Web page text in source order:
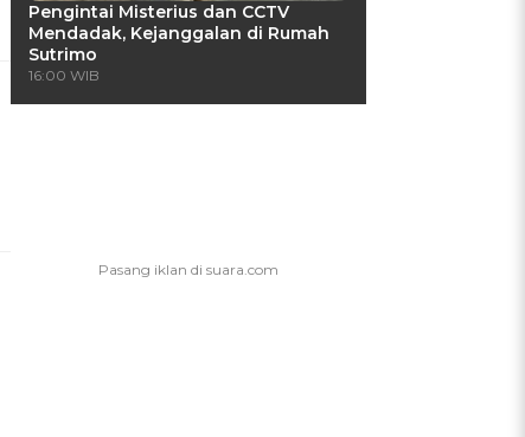
Pengintai Misterius dan CCTV
Mendadak, Kejanggalan di Rumah
Sutrimo
16:00 WIB